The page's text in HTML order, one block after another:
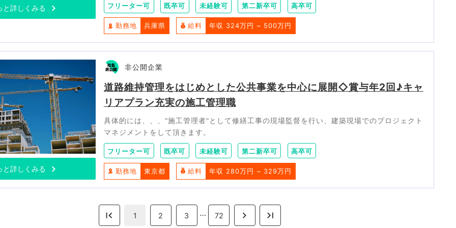
と詳しくみる フリーター可 既卒可 未経験可 第二新卒可 高卒可
勤務地 兵庫県 給料 年収 324万円 ~ 500万円
と詳しくみる
非公開企業
道路維持管理をはじめとした公共事業を中心に展開◇賞与年2回♪キャ
リアプラン充実の施工管理職
具体的には、、、"施工管理者"として修繕工事の現場監督を行い、建築現場でのプロジェクト
マネジメントをして頂きます。
フリーター可 既卒可 未経験可 第二新卒可 高卒可
勤務地 東京都 給料 年収 280万円 ~ 329万円
1 2 3 … 72